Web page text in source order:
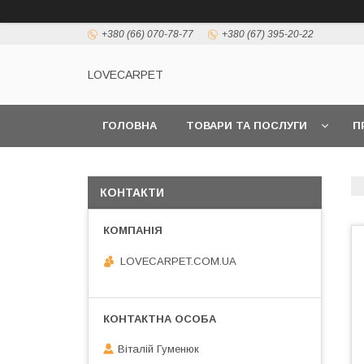
+380 (66) 070-78-77 +380 (67) 395-20-22
LOVECARPET
ГОЛОВНА ТОВАРИ ТА ПОСЛУГИ
КОНТАКТИ
LOVECARPET.COM.UA
Віталій Гуменюк